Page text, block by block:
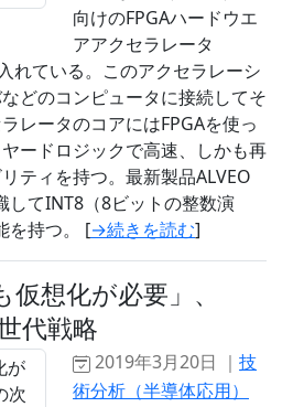
向けのFPGAハードウエ
アアクセラレータ
れている。このアクセラレーシ
どのコンピュータに接続してそ
レータのコアにはFPGAを使っ
ードロジックで高速、しかも再
ティを持つ。最新製品ALVEO
してINT8（8ビットの整数演
を持つ。 [→続きを読む]
想化が必要」、
代戦略
2019年3月20日 ｜ 技
術分析（半導体応用）